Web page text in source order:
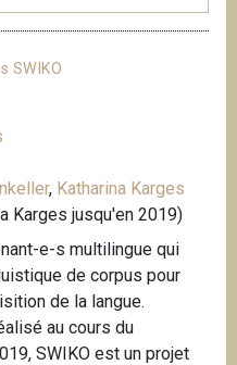
SWIKO
, Katharina Karges
Karges jusqu'en 2019)
e-s multilingue qui
de corpus pour
de la langue.
au cours du
SWIKO est un projet